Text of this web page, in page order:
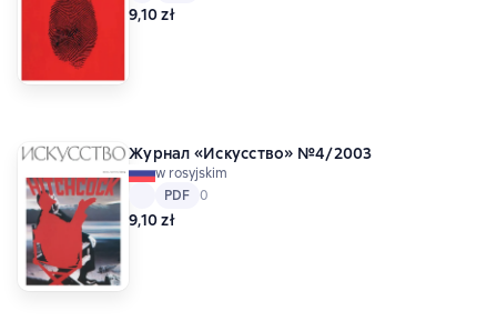
9,10 zł
Журнал «Искусство» №4/2003
w rosyjskim
PDF
PDF Средний рейтинг 0 на основе 0 оценок
0
9,10 zł